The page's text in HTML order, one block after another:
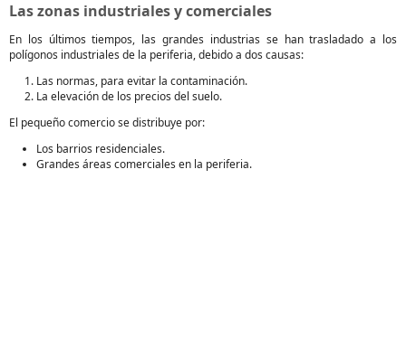
Las zonas industriales y comerciales
En los últimos tiempos, las grandes industrias se han trasladado a los
polígonos industriales de la periferia, debido a dos causas:
Las normas, para evitar la contaminación.
La elevación de los precios del suelo.
El pequeño comercio se distribuye por:
Los barrios residenciales.
Grandes áreas comerciales en la periferia.